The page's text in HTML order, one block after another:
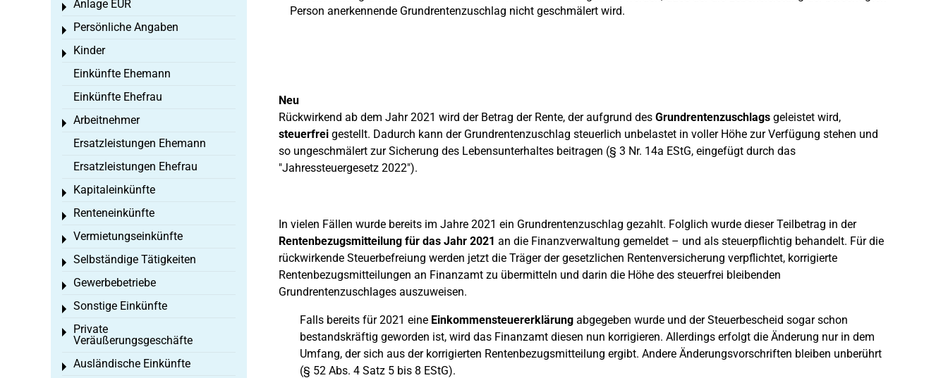
Person anerkennende Grundrentenzuschlag nicht geschmälert wird.
Neu
Rückwirkend ab dem Jahr 2021 wird der Betrag der Rente, der aufgrund des Grundrentenzuschlagsgeleistet wird,
steuerfreigestellt. Dadurch kann der Grundrentenzuschlag steuerlich unbelastet in voller Höhe zur Verfügung stehen und
so ungeschmälert zur Sicherung des Lebensunterhaltes beitragen (§ 3 Nr. 14a EStG, eingefügt durch das
"Jahressteuergesetz 2022").
In vielen Fällen wurde bereits im Jahre 2021 ein Grundrentenzuschlag gezahlt. Folglich wurde dieser Teilbetrag in der
Rentenbezugsmitteilung für das Jahr 2021 an die Finanzverwaltung gemeldet – und als steuerpflichtig behandelt. Für die
rückwirkende Steuerbefreiung werden jetzt die Träger der gesetzlichen Rentenversicherung verpflichtet, korrigierte
Rentenbezugsmitteilungen an Finanzamt zu übermitteln und darin die Höhe des steuerfrei bleibenden
Grundrentenzuschlages auszuweisen.
Falls bereits für 2021 eine Einkommensteuererklärungabgegeben wurde und der Steuerbescheid sogar schon
bestandskräftig geworden ist, wird das Finanzamt diesen nun korrigieren. Allerdings erfolgt die Änderung nur in dem
Umfang, der sich aus der korrigierten Rentenbezugsmitteilung ergibt. Andere Änderungsvorschriften bleiben unberührt
(§ 52 Abs. 4 Satz 5 bis 8 EStG).
Anlage EÜR
Toggle menu
Persönliche Angaben
Toggle menu
Kinder
Toggle menu
Einkünfte Ehemann
Einkünfte Ehefrau
Arbeitnehmer
Toggle menu
Ersatzleistungen Ehemann
Ersatzleistungen Ehefrau
Kapitaleinkünfte
Toggle menu
Renteneinkünfte
Toggle menu
Vermietungseinkünfte
Toggle menu
Selbständige Tätigkeiten
Toggle menu
Gewerbebetriebe
Toggle menu
Sonstige Einkünfte
Toggle menu
Private
Veräußerungsgeschäfte
Toggle menu
Ausländische Einkünfte
Toggle menu